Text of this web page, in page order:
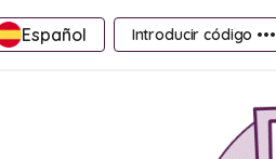
Español Introducir código •••